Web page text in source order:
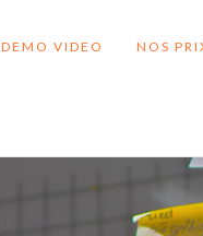
DEMO VIDEO NOS